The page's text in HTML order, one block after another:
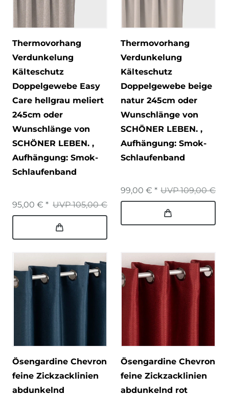
Thermovorhang
Verdunkelung
Kälteschutz
Doppelgewebe Easy
Care hellgrau meliert
245cm oder
Wunschlänge von
SCHÖNER LEBEN. ,
Aufhängung: Smok-
Schlaufenband
UVP 105,00 €
95,00 € *
Thermovorhang
Verdunkelung
Kälteschutz
Doppelgewebe beige
natur 245cm oder
Wunschlänge von
SCHÖNER LEBEN. ,
Aufhängung: Smok-
Schlaufenband
UVP 109,00 €
99,00 € *
Ösengardine Chevron
feine Zickzacklinien
abdunkelnd
Ösengardine Chevron
feine Zickzacklinien
abdunkelnd rot